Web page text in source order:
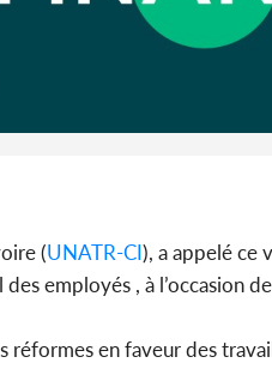
(UNATR-CI), a appelé ce
employés , à l’occasion
réformes en faveur des